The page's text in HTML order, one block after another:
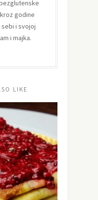
godine
i svojoj
i majka.
LIKE